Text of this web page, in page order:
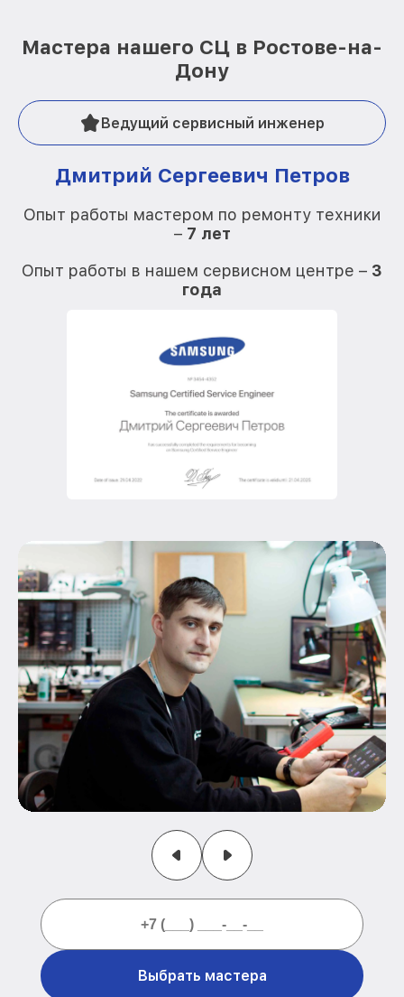
Мастера нашего СЦ в Ростове-на-
Дону
Ведущий сервисный инженер
Дмитрий Сергеевич Петров
Опыт работы мастером по ремонту техники
– 7 лет
Опыт работы в нашем сервисном центре – 3
года
Выбрать мастера